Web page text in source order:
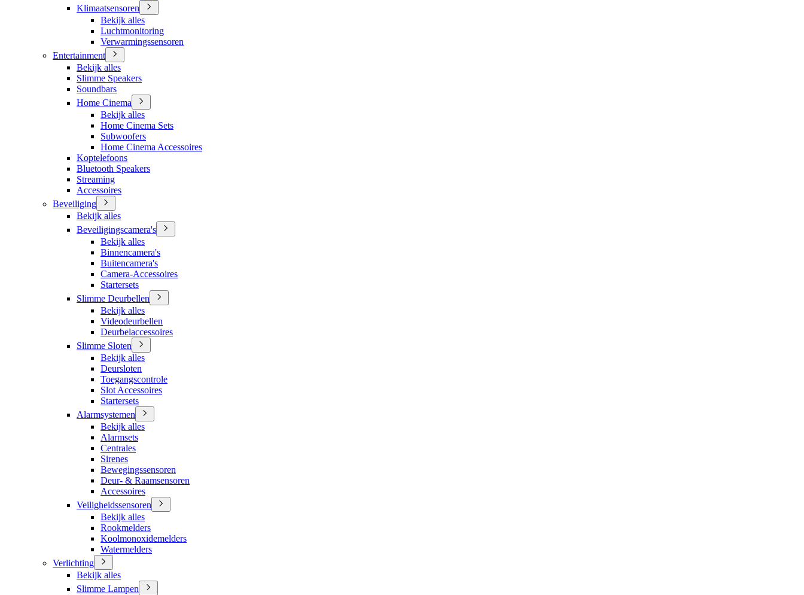
Klimaatsensoren
Bekijk alles
Luchtmonitoring
Verwarmingssensoren
Entertainment
Bekijk alles
Slimme Speakers
Soundbars
Home Cinema
Bekijk alles
Home Cinema Sets
Subwoofers
Home Cinema Accessoires
Koptelefoons
Bluetooth Speakers
Streaming
Accessoires
Beveiliging
Bekijk alles
Beveiligingscamera's
Bekijk alles
Binnencamera's
Buitencamera's
Camera-Accessoires
Startersets
Slimme Deurbellen
Bekijk alles
Videodeurbellen
Deurbelaccessoires
Slimme Sloten
Bekijk alles
Deursloten
Toegangscontrole
Slot Accessoires
Startersets
Alarmsystemen
Bekijk alles
Alarmsets
Centrales
Sirenes
Bewegingssensoren
Deur- & Raamsensoren
Accessoires
Veiligheidssensoren
Bekijk alles
Rookmelders
Koolmonoxidemelders
Watermelders
Verlichting
Bekijk alles
Slimme Lampen